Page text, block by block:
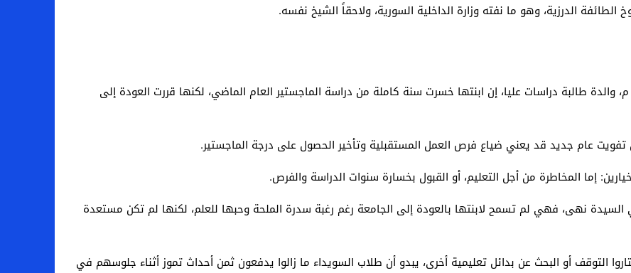
الدرزية، وهو ما نفته وزارة الداخلية السورية، ولاحقاً الشيخ نفسه.
طالبة دراسات عليا، إن ابنتها خسرت سنة كاملة من دراسة الماجستير العام الماضي، لكنها قررت العودة إلى
تفويت عام جديد قد يعني ضياع فرص العمل المستقبلية وتأخير الحصول على درجة الماجستير.
إما المخاطرة من أجل التعليم، أو القبول بخسارة سنوات الدراسة والفرص.
السيدة نهى، فهي لم تسمح لابنتها بالعودة إلى الجامعة رغم رغبة سدرة الملحة وحبها للعلم، لكنها لم تكن مستعدة
التوقف أو البحث عن بدائل تعليمية أخرى، يبدو أن طلاب السويداء ما زالوا يدفعون ثمن أحداث تموز أثناء جلوسهم في